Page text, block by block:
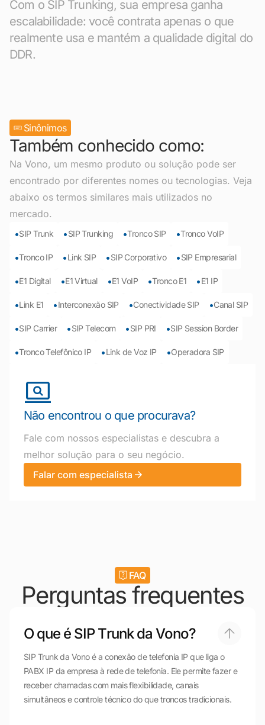
Com o SIP Trunking, sua empresa ganha
escalabilidade: você contrata apenas o que
realmente usa e mantém a qualidade digital do
DDR.
Sinônimos
Também conhecido como:
Na Vono, um mesmo produto ou solução pode ser
encontrado por diferentes nomes ou tecnologias. Veja
abaixo os termos similares mais utilizados no
mercado.
•SIP Trunk •SIP Trunking •Tronco SIP •Tronco VoIP
•Tronco IP •Link SIP •SIP Corporativo •SIP Empresarial
•E1 Digital •E1 Virtual •E1 VoIP •Tronco E1 •E1 IP
•Link E1 •Interconexão SIP •Conectividade SIP •Canal SIP
•SIP Carrier •SIP Telecom •SIP PRI •SIP Session Border
•Tronco Telefônico IP •Link de Voz IP •Operadora SIP
Não encontrou o que procurava?
Fale com nossos especialistas e descubra a
melhor solução para o seu negócio.
Falar com especialista
FAQ
Perguntas frequentes
O que é SIP Trunk da Vono?
SIP Trunk da Vono é a conexão de telefonia IP que liga o
PABX IP da empresa à rede de telefonia. Ele permite fazer e
receber chamadas com mais flexibilidade, canais
simultâneos e controle técnico do que troncos tradicionais.